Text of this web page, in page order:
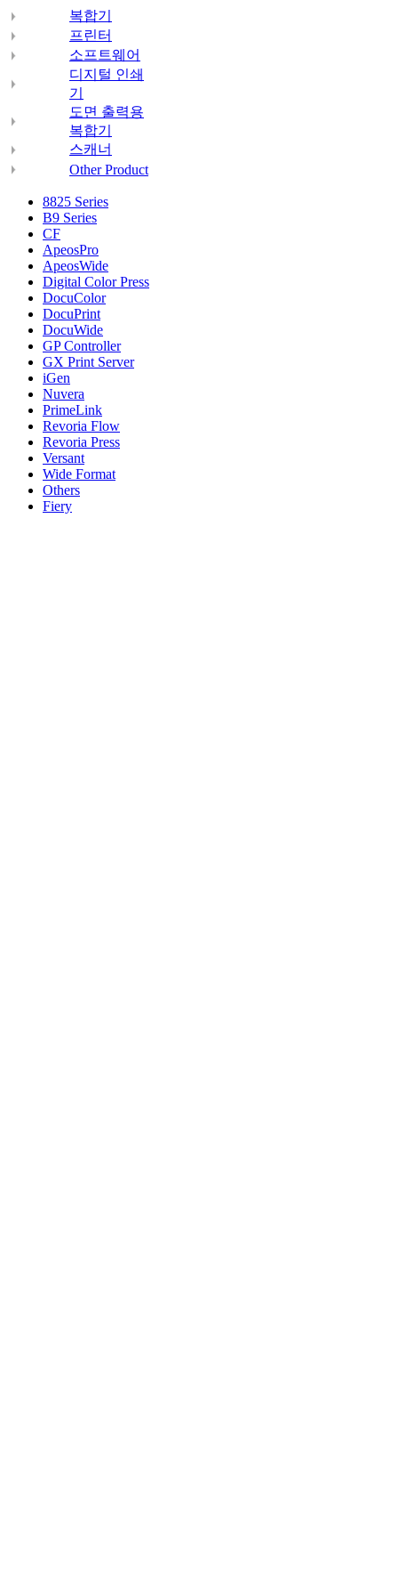
복합기
프린터
소프트웨어
디지털 인쇄
기
도면 출력용
복합기
스캐너
Other Product
8825 Series
B9 Series
CF
ApeosPro
ApeosWide
Digital Color Press
DocuColor
DocuPrint
DocuWide
GP Controller
GX Print Server
iGen
Nuvera
PrimeLink
Revoria Flow
Revoria Press
Versant
Wide Format
Others
Fiery